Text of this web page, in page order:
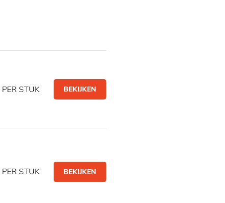
PER STUK BEKIJKEN
PER STUK BEKIJKEN